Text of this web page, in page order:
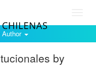
Author
by